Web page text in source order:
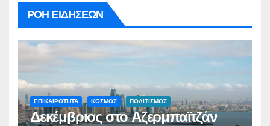
ΡΟΗ ΕΙΔΗΣΕΩΝ
ΕΠΙΚΑΙΡΟΤΗΤΑ ΚΟΣΜΟΣ ΠΟΛΙΤΙΣΜΟΣ
Δεκέμβριος στο Αζερμπαϊτζάν